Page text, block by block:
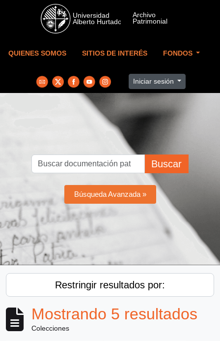
Skip to main content
QUIENES SOMOS SITIOS DE INTERÉS FONDOS
Iniciar sesión
Buscar
Búsqueda Avanzada »
Restringir resultados por:
Mostrando 5 resultados
Colecciones